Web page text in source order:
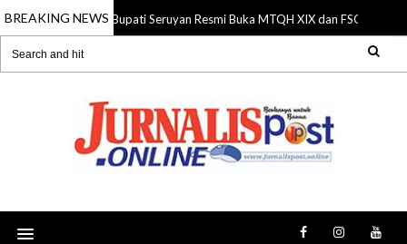
BREAKING NEWS
06 Aug 2026 Bupati Seruyan Resmi Buka MTQH XIX dan FSQ 2026,